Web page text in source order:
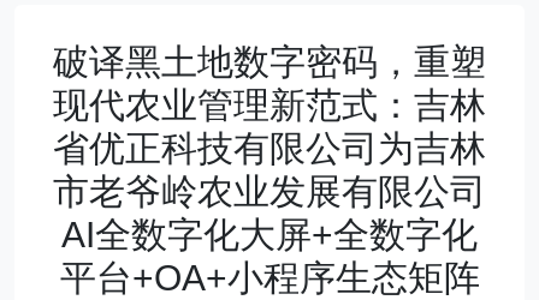
破译黑土地数字密码，重塑
现代农业管理新范式：吉林
省优正科技有限公司为吉林
市老爷岭农业发展有限公司
AI全数字化大屏+全数字化
平台+OA+小程序生态矩阵